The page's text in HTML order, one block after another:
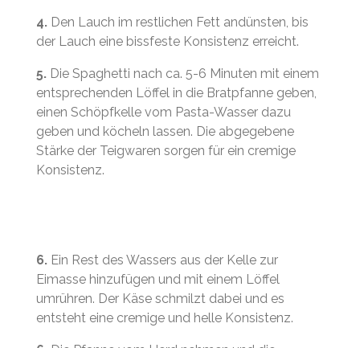
4.Den Lauch im restlichen Fett andünsten, bis
der Lauch eine bissfeste Konsistenz erreicht.
5. Die Spaghetti nach ca. 5-6 Minuten mit einem
entsprechenden Löffel in die Bratpfanne geben,
einen Schöpfkelle vom Pasta-Wasser dazu
geben und köcheln lassen. Die abgegebene
Stärke der Teigwaren sorgen für ein cremige
Konsistenz.
6.Ein Rest des Wassers aus der Kelle zur
Eimasse hinzufügen und mit einem Löffel
umrühren. Der Käse schmilzt dabei und es
entsteht eine cremige und helle Konsistenz.